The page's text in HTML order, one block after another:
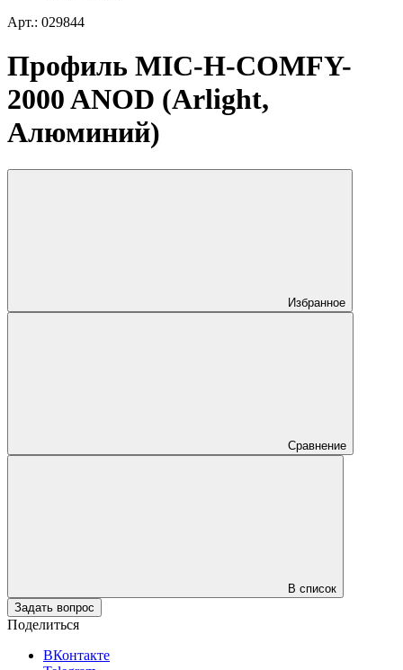
Арт.: 029844
Профиль MIC-H-COMFY-
2000 ANOD (Arlight,
Алюминий)
Избранное
Сравнение
В список
Задать вопрос
Поделиться
ВКонтакте